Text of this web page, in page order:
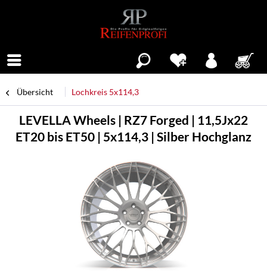
Übersicht Lochkreis 5x114,3
LEVELLA Wheels | RZ7 Forged | 11,5Jx22
ET20 bis ET50 | 5x114,3 | Silber Hochglanz